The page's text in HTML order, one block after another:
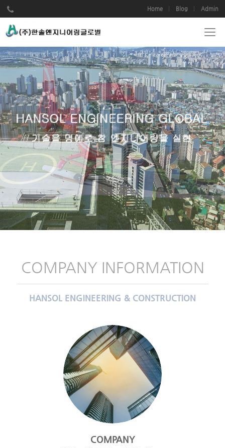
Home Blog Admin
COMPANY INFORMATION
HANSOL ENGINEERING & CONSTRUCTION
COMPANY